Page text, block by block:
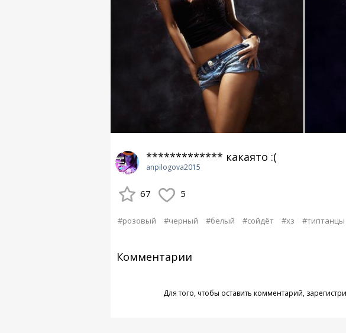
************* какаято :(
anpilogova2015
67 5
#розовый #черный #белый #сойдёт #хз #типтанцы
Комментарии
Для того, чтобы оставить комментарий,